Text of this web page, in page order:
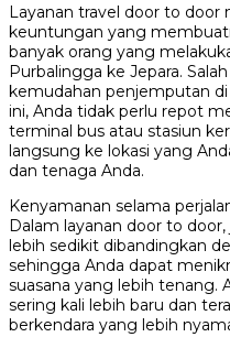
Layanan travel door to door
keuntungan yang
banyak orang yang
Purbalingga ke Jepara.
kemudahan penjemputan
ini, Anda tidak perlu repot
terminal bus atau stasiun
langsung ke lokasi yang
dan tenaga Anda.
Kenyamanan selama
Dalam layanan door to
lebih sedikit dibandingkan
sehingga Anda dapat
suasana yang lebih tenang.
sering kali lebih baru dan
berkendara yang lebih